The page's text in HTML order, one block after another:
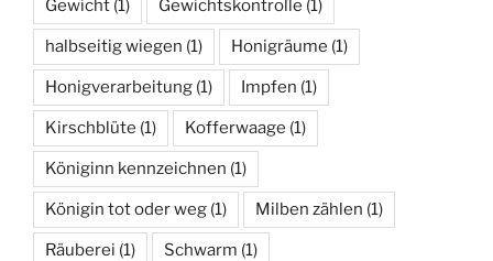
Gewicht (1) Gewichtskontrolle (1)
halbseitig wiegen (1) Honigräume (1)
Honigverarbeitung (1) Impfen (1)
Kirschblüte (1) Kofferwaage (1)
Königinn kennzeichnen (1)
Königin tot oder weg (1) Milben zählen (1)
Räuberei (1) Schwarm (1)